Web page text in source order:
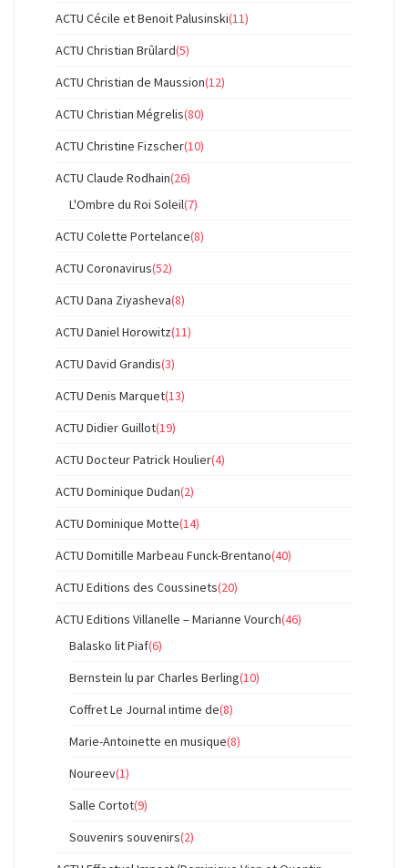
ACTU Cécile et Benoit Palusinski(11)
ACTU Christian Brûlard(5)
ACTU Christian de Maussion(12)
ACTU Christian Mégrelis(80)
ACTU Christine Fizscher(10)
ACTU Claude Rodhain(26)
L'Ombre du Roi Soleil(7)
ACTU Colette Portelance(8)
ACTU Coronavirus(52)
ACTU Dana Ziyasheva(8)
ACTU Daniel Horowitz(11)
ACTU David Grandis(3)
ACTU Denis Marquet(13)
ACTU Didier Guillot(19)
ACTU Docteur Patrick Houlier(4)
ACTU Dominique Dudan(2)
ACTU Dominique Motte(14)
ACTU Domitille Marbeau Funck-Brentano(40)
ACTU Editions des Coussinets(20)
ACTU Editions Villanelle – Marianne Vourch(46)
Balasko lit Piaf(6)
Bernstein lu par Charles Berling(10)
Coffret Le Journal intime de(8)
Marie-Antoinette en musique(8)
Noureev(1)
Salle Cortot(9)
Souvenirs souvenirs(2)